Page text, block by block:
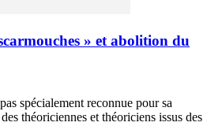
» et abolition du
spécialement reconnue pour sa
théoriciennes et théoriciens issus des